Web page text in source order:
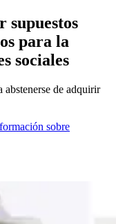
supuestos
para la
sociales
de adquirir
sobre